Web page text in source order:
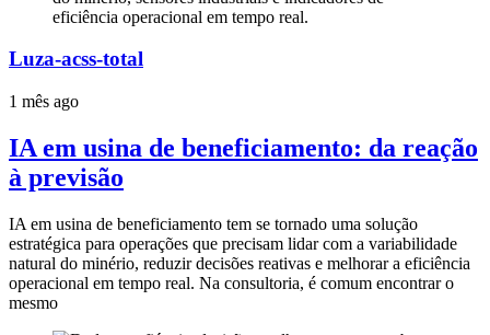
Luza-acss-total
1 mês ago
IA em usina de beneficiamento: da reação
à previsão
IA em usina de beneficiamento tem se tornado uma solução
estratégica para operações que precisam lidar com a variabilidade
natural do minério, reduzir decisões reativas e melhorar a eficiência
operacional em tempo real. Na consultoria, é comum encontrar o
mesmo